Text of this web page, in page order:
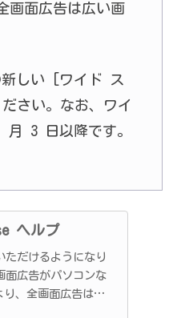
画面広告は広い画
新しい [ワイド ス
さい。なお、ワイ
月 3 日以降です。
ヘルプ
だけるようになり
面広告がパソコンな
、全画面広告は広